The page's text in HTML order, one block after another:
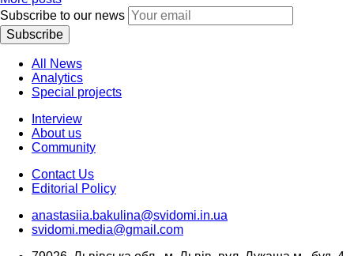
Subscribe to our news
Subscribe
All News
Analytics
Special projects
Interview
About us
Community
Contact Us
Editorial Policy
anastasiia.bakulina@svidomi.in.ua
svidomi.media@gmail.com